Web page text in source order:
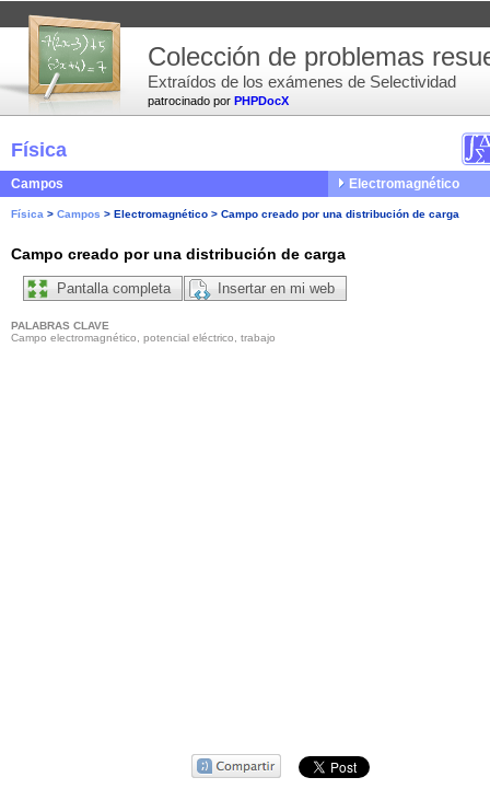
patrocinado por PHPDocX
Colección de problemas
Extraídos de los exámenes de Selectividad
Física
Campos Electromagnético
Física > Campos > Electromagnético > Campo creado por una distribución de carga
Campo creado por una distribución de carga
Pantalla completa Insertar en mi web
PALABRAS CLAVE
Campo electromagnético, potencial eléctrico, trabajo